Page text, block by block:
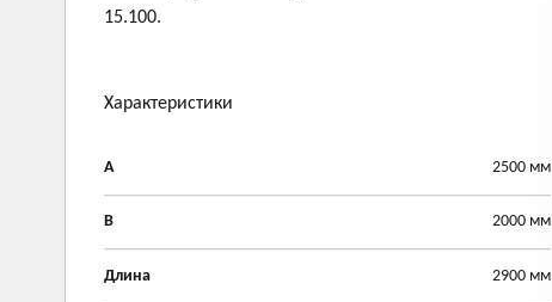
15.100.
Характеристики
А 2500 мм
В 2000 мм
Длина 2900 мм